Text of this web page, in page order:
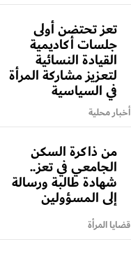
تعز تحتضن أولى
جلسات أكاديمية
القيادة النسائية
لتعزيز مشاركة المرأة
في السياسية
أخبار محلية
من ذاكرة السكن
الجامعي في تعز..
شهادة طالبة ورسالة
إلى المسؤولين
قضايا المرأة